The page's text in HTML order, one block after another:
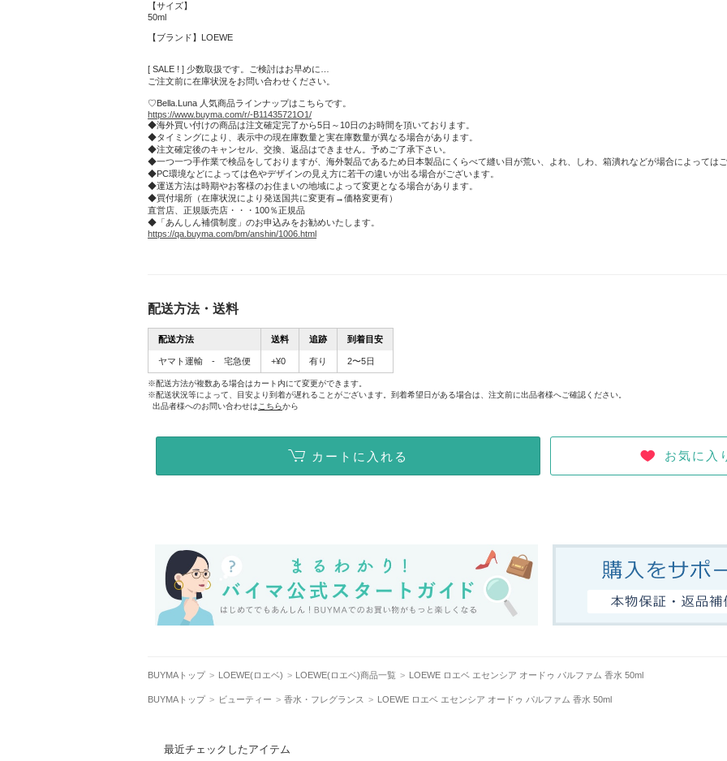
【サイズ】
50ml
【ブランド】LOEWE
[ SALE ! ] 少数取扱です。ご検討はお早めに…
ご注文前に在庫状況をお問い合わせください。
♡Bella.Luna 人気商品ラインナップはこちらです。
https://www.buyma.com/r/-B11435721O1/
◆海外買い付けの商品は注文確定完了から5日～10日のお時間を頂いております。
◆タイミングにより、表示中の現在庫数量と実在庫数量が異なる場合があります。
◆注文確定後のキャンセル、交換、返品はできません。予めご了承下さい。
◆一つ一つ手作業で検品をしておりますが、海外製品であるため日本製品にくらべて縫い目が荒い、よれ、しわ、箱潰れなどが場合によってはご
◆PC環境などによっては色やデザインの見え方に若干の違いが出る場合がございます。
◆運送方法は時期やお客様のお住まいの地域によって変更となる場合があります。
◆買付場所（在庫状況により発送国共に変更有→価格変更有）
直営店、正規販売店・・・100％正規品
◆「あんしん補償制度」のお申込みをお勧めいたします。
https://qa.buyma.com/bm/anshin/1006.html
配送方法・送料
配送方法 送料 追跡 到着目安
ヤマト運輸 - 宅急便 +¥0 有り 2〜5日
※配送方法が複数ある場合はカート内にて変更ができます。
※配送状況等によって、目安より到着が遅れることがございます。到着希望日がある場合は、注文前に出品者様へご確認ください。
出品者様へのお問い合わせは こちらから
カートに入れる お気に入
BUYMAトップ LOEWE(ロエベ) LOEWE(ロエベ)商品一覧 LOEWE ロエベ エセンシア オードゥ パルファム 香水 50ml
BUYMAトップ ビューティー 香水・フレグランス LOEWE ロエベ エセンシア オードゥ パルファム 香水 50ml
最近チェックしたアイテム